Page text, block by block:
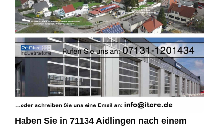
Haben Sie in 71134 Aidlingen nach einem